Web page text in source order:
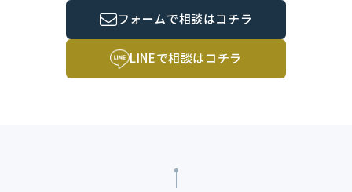
フォームで相談はコチラ
LINEで相談はコチラ